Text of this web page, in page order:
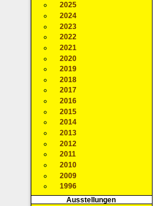
2025
2024
2023
2022
2021
2020
2019
2018
2017
2016
2015
2014
2013
2012
2011
2010
2009
1996
Ausstellungen